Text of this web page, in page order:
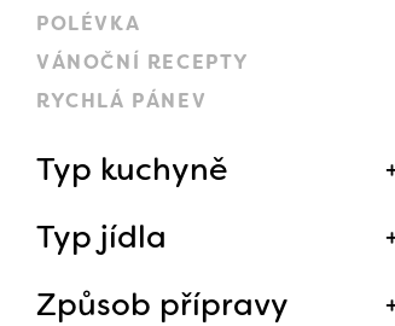
POLÉVKA
VÁNOČNÍ RECEPTY
RYCHLÁ PÁNEV
Typ kuchyně
Typ jídla
Způsob přípravy